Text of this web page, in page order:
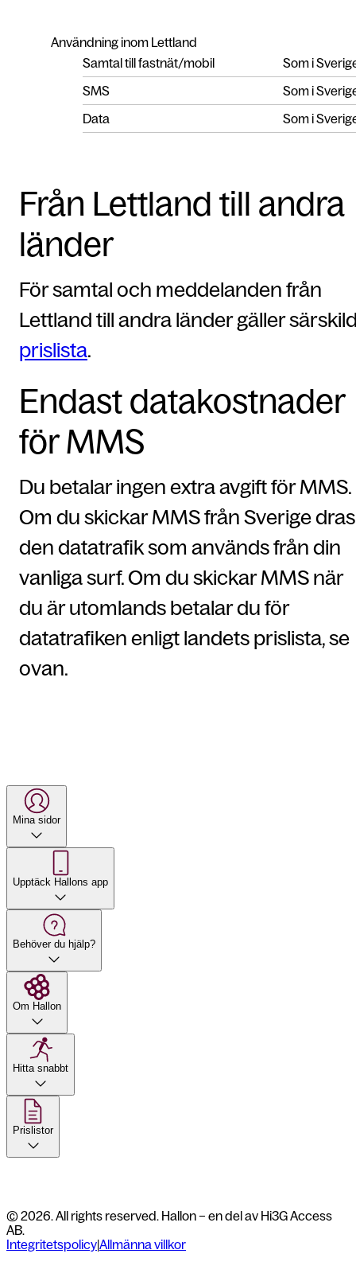
Användning inom Lettland
Samtal till fastnät/mobil
Som i
SMS
Som i
Data
Som i
Från Lettland till andra
länder
För samtal och meddelanden från
Lettland till andra länder gäller
prislista.
Endast datakostnader
för MMS
Du betalar ingen extra avgift för MMS.
Om du skickar MMS från Sverige dras
den datatrafik som används från din
vanliga surf. Om du skickar MMS när
du är utomlands betalar du för
datatrafiken enligt landets prislista, se
ovan.
Mina sidor
Upptäck Hallons app
Behöver du hjälp?
Om Hallon
Hitta snabbt
Prislistor
© 2026. All rights reserved. Hallon – en del av Hi3G Access
AB.
Integritetspolicy|Allmänna villkor